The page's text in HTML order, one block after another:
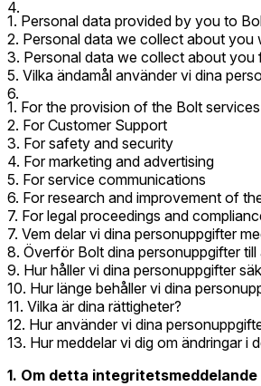
Personal data provided by you to
Personal data we collect about you
Personal data we collect about you
Vilka ändamål använder vi dina
For the provision of the Bolt services
For Customer Support
For safety and security
For marketing and advertising
For service communications
For research and improvement of
For legal proceedings and
Vem delar vi dina personuppgifter
Överför Bolt dina personuppgifter till
Hur håller vi dina personuppgifter
Hur länge behåller vi dina
Vilka är dina rättigheter?
Hur använder vi dina
Hur meddelar vi dig om ändringar i
1. Om detta integritetsmeddelande